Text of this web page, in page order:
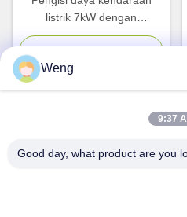
listrik 7kW dengan
antarmuka IEC 62196-2 Tipe
Weng
9:37
Good day, what product are you